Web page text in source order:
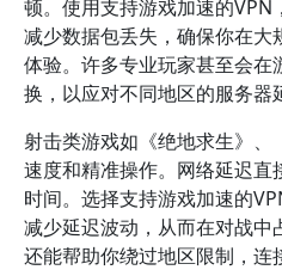
顿。使用支持游戏加速的
减少数据包丢失，确保你在大
体验。许多专业玩家甚至会在
换，以应对不同地区的服务器
射击类游戏如《绝地求生》
速度和精准操作。网络延迟
时间。选择支持游戏加速的
减少延迟波动，从而在对战中
还能帮助你绕过地区限制，连